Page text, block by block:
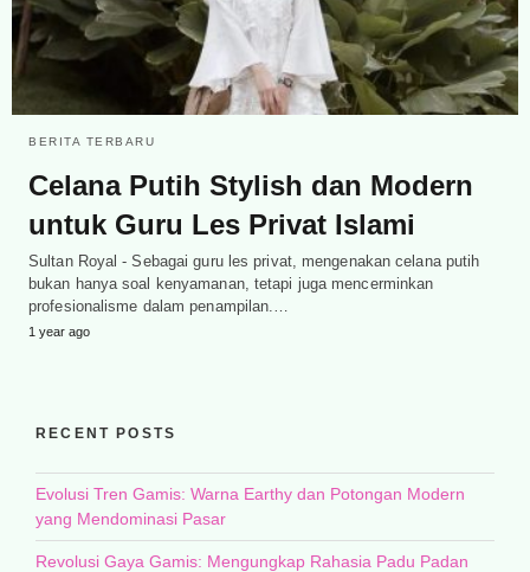
BERITA TERBARU
Celana Putih Stylish dan Modern
untuk Guru Les Privat Islami
Sultan Royal - Sebagai guru les privat, mengenakan celana putih
bukan hanya soal kenyamanan, tetapi juga mencerminkan
profesionalisme dalam penampilan.…
1 year ago
RECENT POSTS
Evolusi Tren Gamis: Warna Earthy dan Potongan Modern
yang Mendominasi Pasar
Revolusi Gaya Gamis: Mengungkap Rahasia Padu Padan